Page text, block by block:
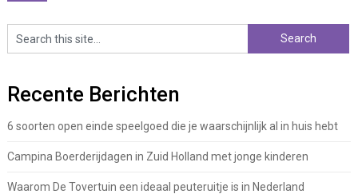
Recente Berichten
6 soorten open einde speelgoed die je waarschijnlijk al in huis hebt
Campina Boerderijdagen in Zuid Holland met jonge kinderen
Waarom De Tovertuin een ideaal peuteruitje is in Nederland